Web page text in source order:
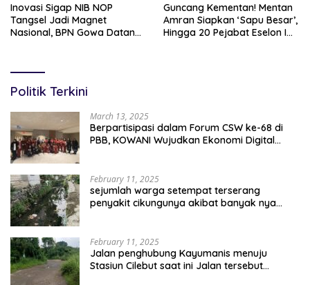
Inovasi Sigap NIB NOP
Tangsel Jadi Magnet
Nasional, BPN Gowa Datang
Guncang Kementan! Mentan
Amran Siapkan ‘Sapu Besar’,
Hingga 20 Pejabat Eselon I
Politik Terkini
March 13, 2025
Berpartisipasi dalam Forum CSW ke-68 di
PBB, KOWANI Wujudkan Ekonomi Digital
February 11, 2025
sejumlah warga setempat terserang
penyakit cikungunya akibat banyak nya
February 11, 2025
Jalan penghubung Kayumanis menuju
Stasiun Cilebut saat ini Jalan tersebut